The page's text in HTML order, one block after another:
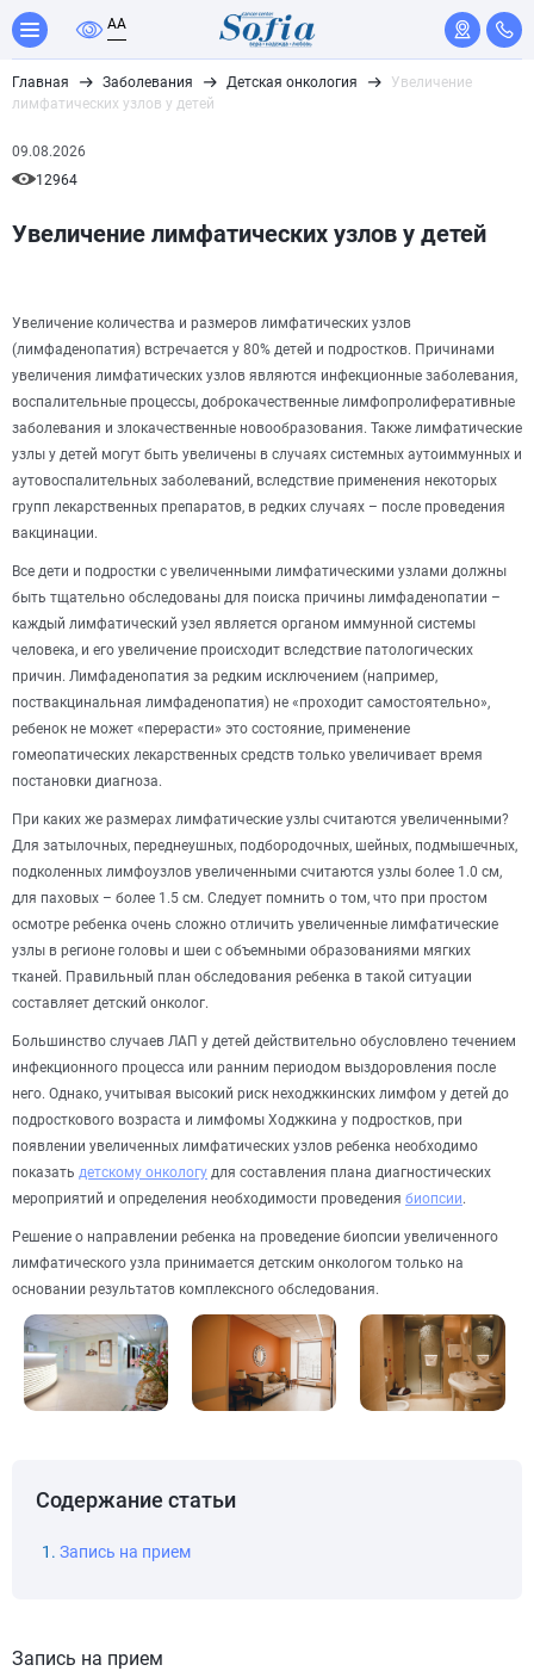
AA
Главная Заболевания Детская онкология
Увеличение
лимфатических узлов у детей
09.08.2026
12964
Увеличение лимфатических узлов у детей
Увеличение количества и размеров лимфатических узлов
(лимфаденопатия) встречается у 80% детей и подростков. Причинами
увеличения лимфатических узлов являются инфекционные заболевания,
воспалительные процессы, доброкачественные лимфопролиферативные
заболевания и злокачественные новообразования. Также лимфатические
узлы у детей могут быть увеличены в случаях системных аутоиммунных и
аутовоспалительных заболеваний, вследствие применения некоторых
групп лекарственных препаратов, в редких случаях – после проведения
вакцинации.
Все дети и подростки с увеличенными лимфатическими узлами должны
быть тщательно обследованы для поиска причины лимфаденопатии –
каждый лимфатический узел является органом иммунной системы
человека, и его увеличение происходит вследствие патологических
причин. Лимфаденопатия за редким исключением (например,
поствакцинальная лимфаденопатия) не «проходит самостоятельно»,
ребенок не может «перерасти» это состояние, применение
гомеопатических лекарственных средств только увеличивает время
постановки диагноза.
При каких же размерах лимфатические узлы считаются увеличенными?
Для затылочных, переднеушных, подбородочных, шейных, подмышечных,
подколенных лимфоузлов увеличенными считаются узлы более 1.0 см,
для паховых – более 1.5 см. Следует помнить о том, что при простом
осмотре ребенка очень сложно отличить увеличенные лимфатические
узлы в регионе головы и шеи с объемными образованиями мягких
тканей. Правильный план обследования ребенка в такой ситуации
составляет детский онколог.
Большинство случаев ЛАП у детей действительно обусловлено течением
инфекционного процесса или ранним периодом выздоровления после
него. Однако, учитывая высокий риск неходжкинских лимфом у детей до
подросткового возраста и лимфомы Ходжкина у подростков, при
появлении увеличенных лимфатических узлов ребенка необходимо
показать детскому онкологу для составления плана диагностических
мероприятий и определения необходимости проведения биопсии.
Решение о направлении ребенка на проведение биопсии увеличенного
лимфатического узла принимается детским онкологом только на
основании результатов комплексного обследования.
Содержание статьи
Запись на прием
Запись на прием